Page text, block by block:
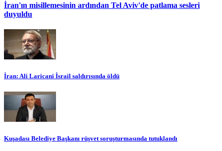
İran'ın misillemesinin ardından Tel Aviv'de patlama sesleri
duyuldu
İran: Ali Laricani İsrail saldırısında öldü
Kuşadası Belediye Başkanı rüşvet soruşturmasında tutuklandı